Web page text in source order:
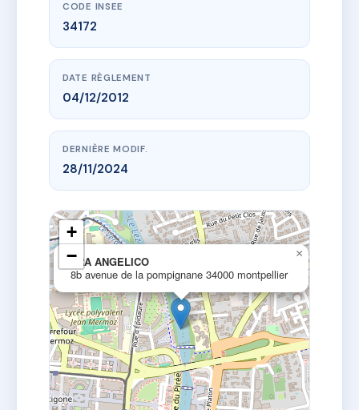
CODE INSEE
34172
DATE RÈGLEMENT
04/12/2012
DERNIÈRE MODIF.
28/11/2024
FRA ANGELICO
8b avenue de la pompignane 34000 montpellier
×
+
−